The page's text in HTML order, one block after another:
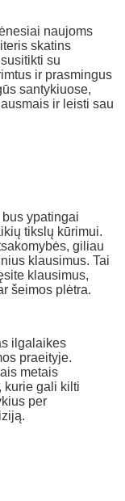
naujoms
skatins
su
ir prasmingus
santykiuose,
ir leisti sau
ypatingai
tikslų kūrimui.
giliau
klausimus. Tai
klausimus,
šeimos plėtra.
ilgalaikes
praeityje.
metais
kurie gali kilti
per